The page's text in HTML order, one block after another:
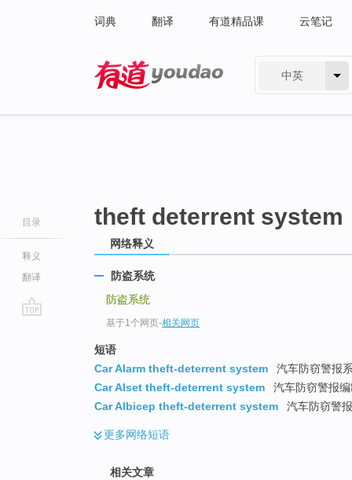
词典 翻译 有道精品课 云笔记
中英
目录
释义
翻译
theft deterrent system
网络释义
防盗系统
防盗系统
基于1个网页-相关网页
短语
Car Alarm theft-deterrent system
汽车防窃警报
Car Alset theft-deterrent system
汽车防窃警报
Car Albicep theft-deterrent system
汽车防窃警
更多网络短语
相关文章